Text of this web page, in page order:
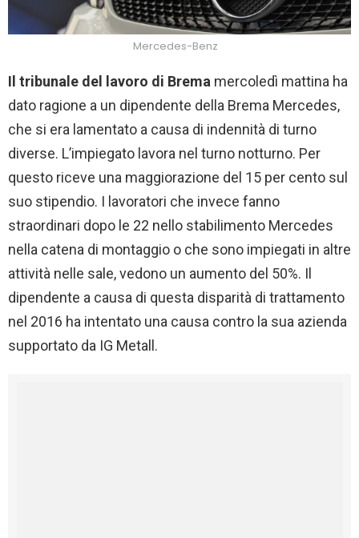
Mercedes-Benz
Il tribunale del lavoro di Brema mercoledì mattina ha
dato ragione a un dipendente della Brema Mercedes,
che si era lamentato a causa di indennità di turno
diverse. L’impiegato lavora nel turno notturno. Per
questo riceve una maggiorazione del 15 per cento sul
suo stipendio. I lavoratori che invece fanno
straordinari dopo le 22 nello stabilimento Mercedes
nella catena di montaggio o che sono impiegati in altre
attività nelle sale, vedono un aumento del 50%. Il
dipendente a causa di questa disparità di trattamento
nel 2016 ha intentato una causa contro la sua azienda
supportato da IG Metall.